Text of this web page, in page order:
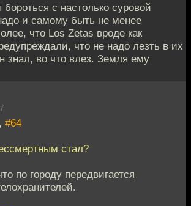
с настолько суровой
и самому быть не менее
что Los Zetas вроде как
что не надо лезть в их
знал, во что влез. Земля ему
#64
стал?
по городу передвигается